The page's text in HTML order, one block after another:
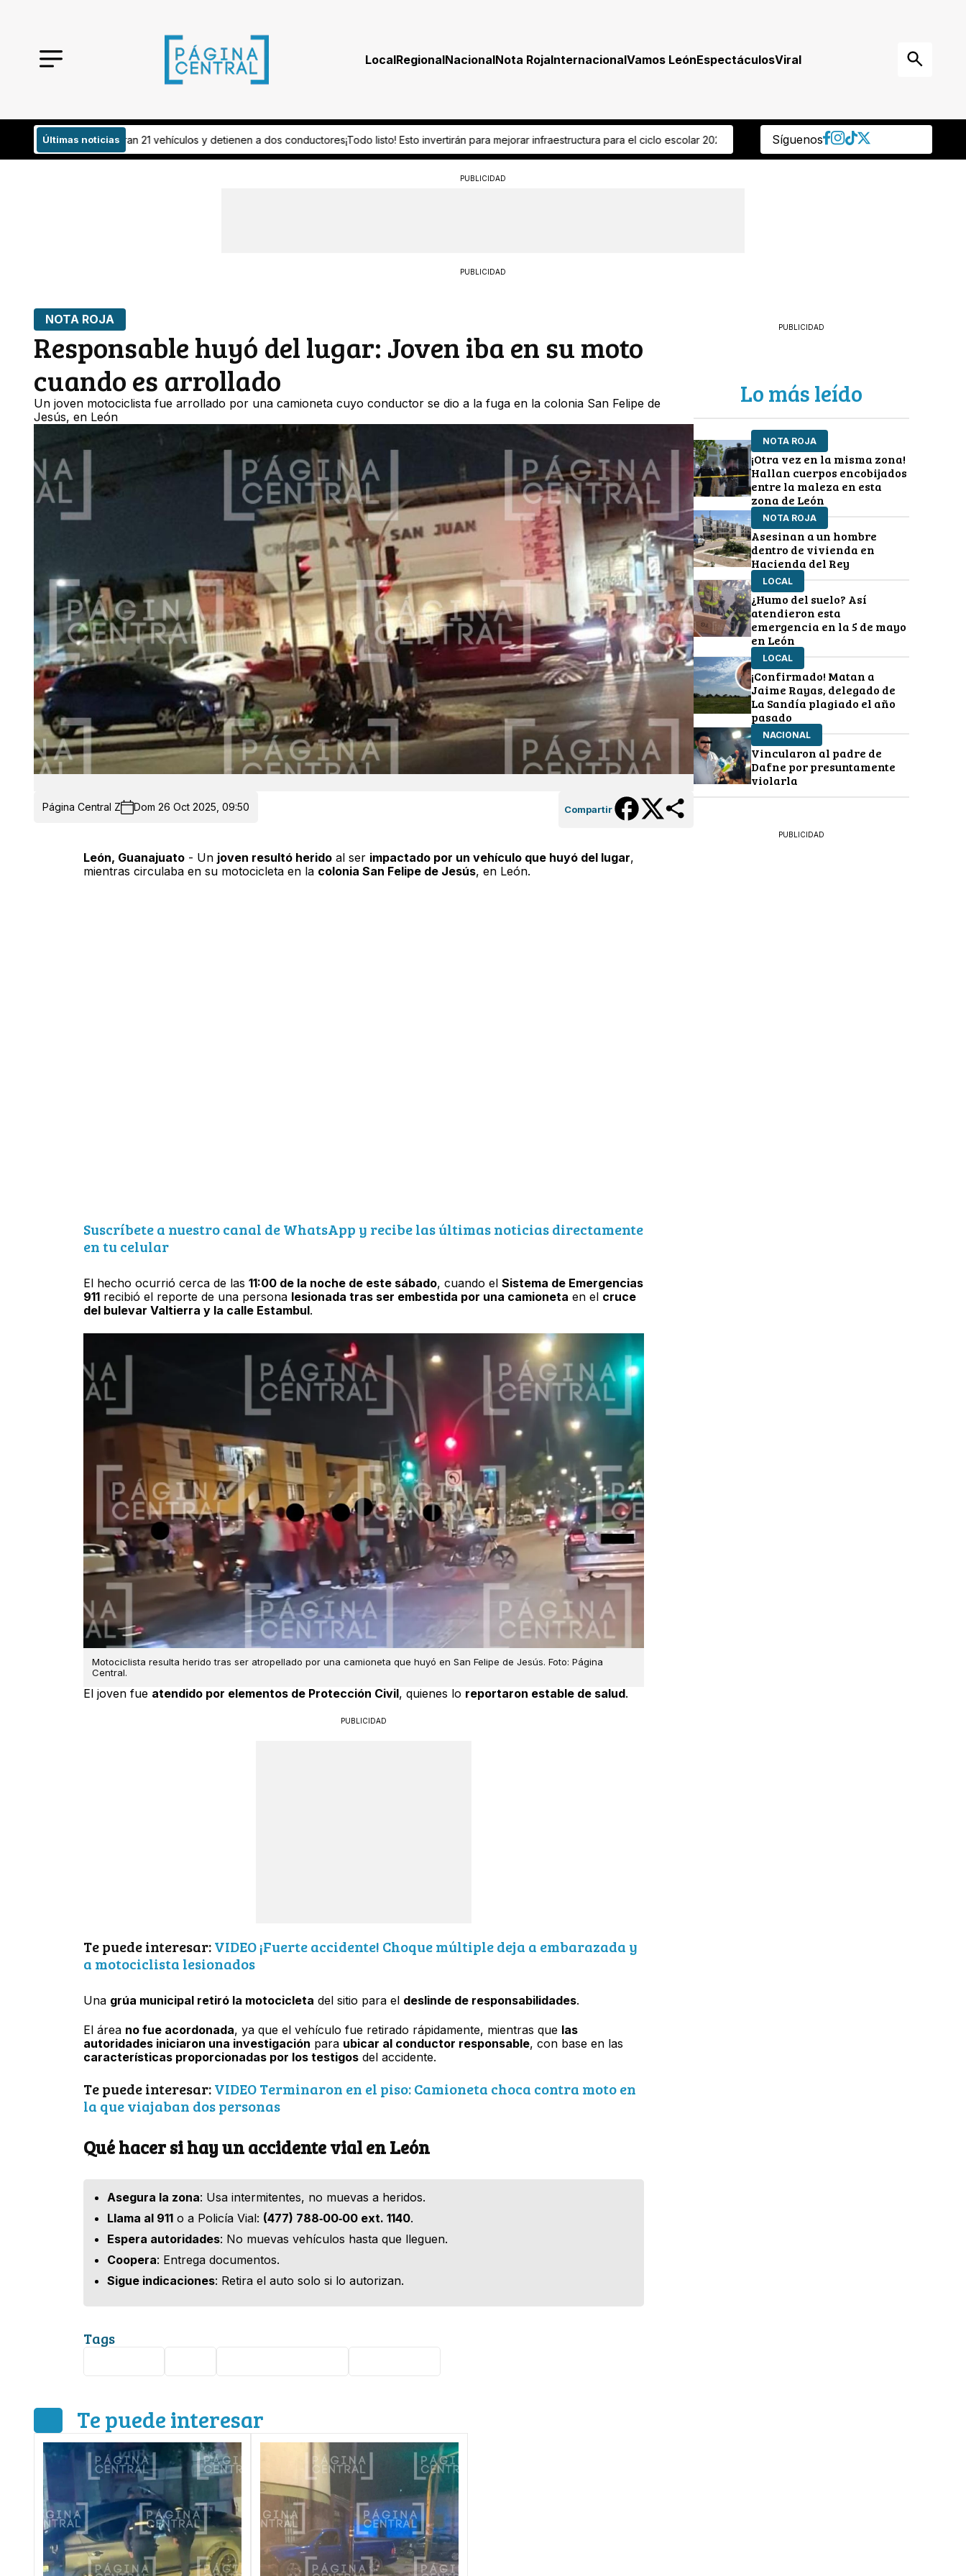
LocalRegionalNacionalNota RojaInternacionalVamos LeónEspectáculosViral
Últimas noticias
vehículos y detienen a dos conductores¡Todo listo! Esto invertirán para mejorar infraestructura para el ciclo escolar 2026-2027“Es omisión grave” Regidora panista reprocha que ocultaran muerte de
Síguenos
PUBLICIDAD
PUBLICIDAD
NOTA ROJA
Responsable huyó del lugar: Joven iba en su moto
cuando es arrollado
Un joven motociclista fue arrollado por una camioneta cuyo conductor se dio a la fuga en la colonia San Felipe de
Jesús, en León
Página Central Z Dom 26 Oct 2025, 09:50 Compartir
León, Guanajuato- Un joven resultó heridoal ser impactado por un vehículo que huyó del lugar,
mientras circulaba en su motocicleta en la colonia San Felipe de Jesús, en León.
Suscríbete a nuestro canal de WhatsApp y recibe las últimas noticias directamente
en tu celular
El hecho ocurrió cerca de las 11:00 de la noche de este sábado, cuando el Sistema de Emergencias
911recibió el reporte de una persona lesionada tras ser embestida por una camioneta en el cruce
del bulevar Valtierra y la calle Estambul.
Motociclista resulta herido tras ser atropellado por una camioneta que huyó en San Felipe de Jesús. Foto: Página
Central.
El joven fue atendido por elementos de Protección Civil, quienes lo reportaron estable de salud.
PUBLICIDAD
Te puede interesar:VIDEO ¡Fuerte accidente! Choque múltiple deja a embarazada y
a motociclista lesionados
Una grúa municipal retiró la motocicleta del sitio para el deslinde de responsabilidades.
El área no fue acordonada, ya que el vehículo fue retirado rápidamente, mientras que las
autoridades iniciaron una investigación para ubicar al conductor responsable, con base en las
características proporcionadas por los testigosdel accidente.
Te puede interesar:VIDEO Terminaron en el piso: Camioneta choca contra moto en
la que viajaban dos personas
Qué hacer si hay un accidente vial en León
Asegura la zona: Usa intermitentes, no muevas a heridos.
Llama al 911o a Policía Vial: (477) 788‑00‑00 ext. 1140.
Espera autoridades: No muevas vehículos hasta que lleguen.
Coopera: Entrega documentos.
Sigue indicaciones: Retira el auto solo si lo autorizan.
Tags
PUBLICIDAD
Lo más leído
NOTA ROJA
¡Otra vez en la misma zona!
Hallan cuerpos encobijados
entre la maleza en esta
zona de León
NOTA ROJA
Asesinan a un hombre
dentro de vivienda en
Hacienda del Rey
LOCAL
¿Humo del suelo? Así
atendieron esta
emergencia en la 5 de mayo
en León
LOCAL
¡Confirmado! Matan a
Jaime Rayas, delegado de
La Sandía plagiado el año
pasado
NACIONAL
Vincularon al padre de
Dafne por presuntamente
violarla
PUBLICIDAD
Te puede interesar